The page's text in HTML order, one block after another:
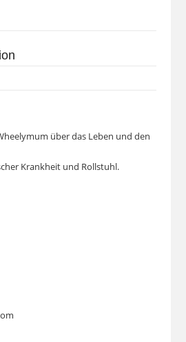
über das Leben und den
Krankheit und Rollstuhl.